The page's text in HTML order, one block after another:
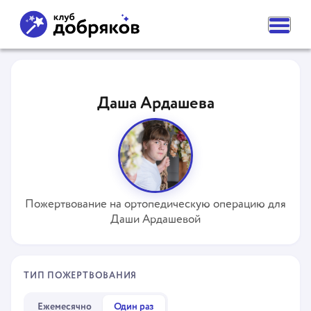
СМИ О НАС
СДЕЛАТЬ ПОЖЕРТВОВАНИЕ
СТАТЬ ВОЛОНТЕРОМ ФОНДА
Даша Ардашева
Пожертвование на ортопедическую операцию для
Даши Ардашевой
ТИП ПОЖЕРТВОВАНИЯ
Ежемесячно Один раз